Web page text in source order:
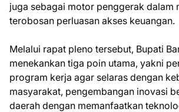
juga sebagai motor penggerak dalam
terobosan perluasan akses keuangan.
Melalui rapat pleno tersebut, Bupati
menekankan tiga poin utama, yakni
program kerja agar selaras dengan
masyarakat, pengembangan inovasi
daerah dengan memanfaatkan